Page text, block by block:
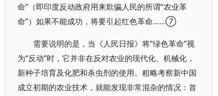
命”（即印度反动政府用来欺骗人民的所谓“农业革
命”）如果不能成功，将要引起红色革命……⑦
需要说明的是，当《人民日报》将“绿色革命”视
为“反动”时，它并非在反对农业的现代化、机械化，
新种子培育及化肥和杀虫剂的使用。粗略考察新中国
成立初期的农业技术，就能发现非常混杂的情况：首